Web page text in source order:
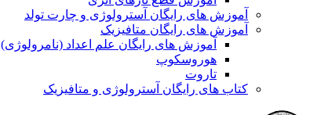
آموزش های رایگان آسترولوژی و چارت تولد
آموزش های رایگان متافیزیک
آموزش های رایگان علم اعداد (نامرولوژی)
هوروسکوپ
تاروت
کتاب های رایگان آسترولوژی و متافیزیک